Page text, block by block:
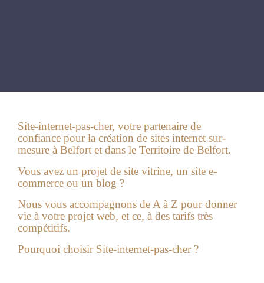
Site-internet-pas-cher, votre partenaire de
confiance pour la création de sites internet sur-
mesure à Belfort et dans le Territoire de Belfort.
Vous avez un projet de site vitrine, un site e-
commerce ou un blog ?
Nous vous accompagnons de A à Z pour donner
vie à votre projet web, et ce, à des tarifs très
compétitifs.
Pourquoi choisir Site-internet-pas-cher ?